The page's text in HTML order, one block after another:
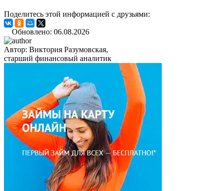
Поделитесь этой информацией с друзьями:
Обновлено: 06.08.2026
Автор: Виктория Разумовская,
старший финансовый аналитик